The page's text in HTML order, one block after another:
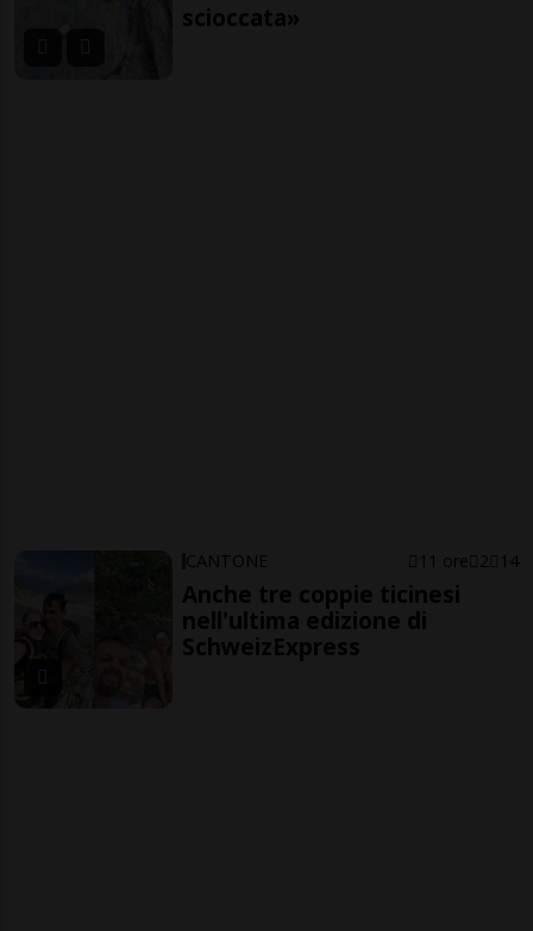
scioccata»
CANTONE 11 ore 2 14
Anche tre coppie ticinesi
nell'ultima edizione di
SchweizExpress